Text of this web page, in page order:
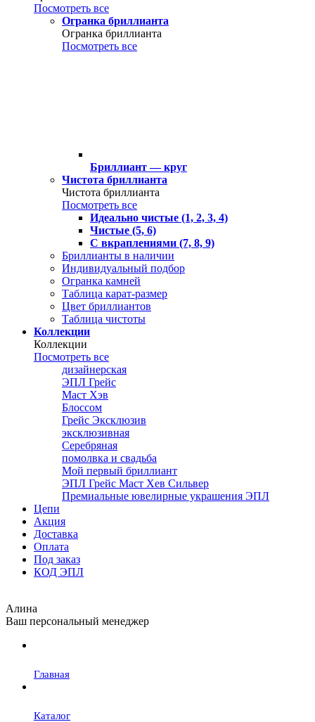
Посмотреть все
Огранка бриллианта
Огранка бриллианта
Посмотреть все
Бриллиант — круг
Чистота бриллианта
Чистота бриллианта
Посмотреть все
Идеально чистые (1, 2, 3, 4)
Чистые (5, 6)
С вкраплениями (7, 8, 9)
Бриллианты в наличии
Индивидуальный подбор
Огранка камней
Таблица карат-размер
Цвет бриллиантов
Таблица чистоты
Коллекции
Коллекции
Посмотреть все
дизайнерская
ЭПЛ Грейс
Маст Хэв
Блоссом
Грейс Эксклюзив
эксклюзивная
Серебряная
помолвка и свадьба
Мой первый бриллиант
ЭПЛ Грейс Маст Хев Сильвер
Премиальные ювелирные украшения ЭПЛ
Цепи
Акция
Доставка
Оплата
Под заказ
КОД ЭПЛ
Алина
Ваш персональный менеджер
Главная
Каталог